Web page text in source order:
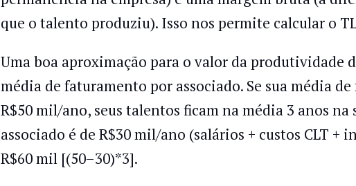
que o talento produziu). Isso nos permite calcular o
Uma boa aproximação para o valor da produtividade
média de faturamento por associado. Se sua média
R$50 mil/ano, seus talentos ficam na média 3 anos na
associado é de R$30 mil/ano (salários + custos CLT +
R$60 mil [(50–30)*3].